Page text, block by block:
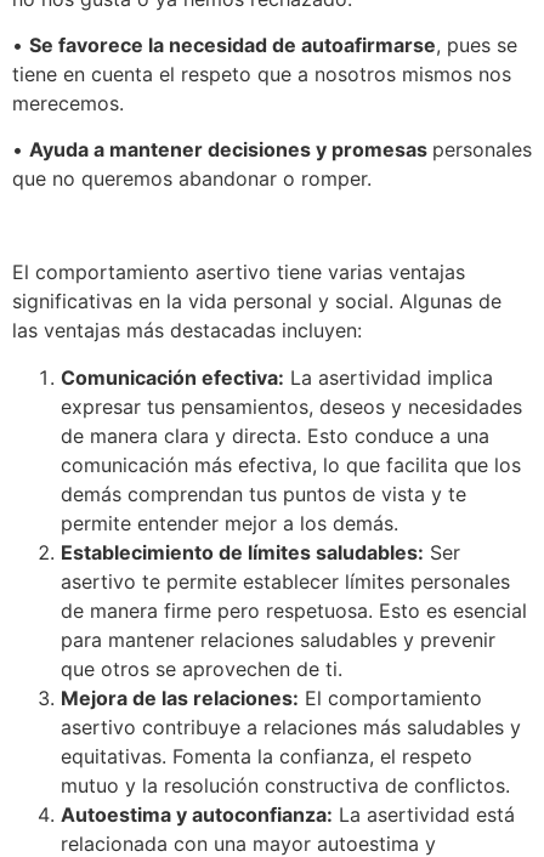
• Se favorece la necesidad de autoafirmarse, pues se
tiene en cuenta el respeto que a nosotros mismos nos
merecemos.
• Ayuda a mantener decisiones y promesas personales
que no queremos abandonar o romper.
El comportamiento asertivo tiene varias ventajas
significativas en la vida personal y social. Algunas de
las ventajas más destacadas incluyen:
Comunicación efectiva: La asertividad implica
expresar tus pensamientos, deseos y necesidades
de manera clara y directa. Esto conduce a una
comunicación más efectiva, lo que facilita que los
demás comprendan tus puntos de vista y te
permite entender mejor a los demás.
Establecimiento de límites saludables: Ser
asertivo te permite establecer límites personales
de manera firme pero respetuosa. Esto es esencial
para mantener relaciones saludables y prevenir
que otros se aprovechen de ti.
Mejora de las relaciones: El comportamiento
asertivo contribuye a relaciones más saludables y
equitativas. Fomenta la confianza, el respeto
mutuo y la resolución constructiva de conflictos.
Autoestima y autoconfianza: La asertividad está
relacionada con una mayor autoestima y